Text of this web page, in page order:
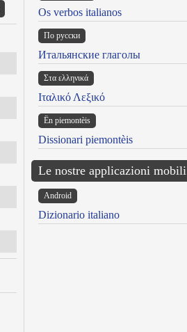
Os verbos italianos
По русски
Итальянские глаголы
Στα ελληνικά
Ιταλικό Λεξικό
Ën piemontèis
Dissionari piemontèis
Le nostre applicazioni mobili
Android
Dizionario italiano